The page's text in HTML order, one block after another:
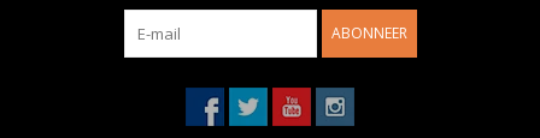
ABONNEER